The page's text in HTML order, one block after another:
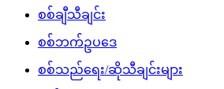
စစ်ချီသီချင်း
စစ်ဘက်ဥပဒေ
စစ်သည်ရေး/ဆိုသီချင်းများ